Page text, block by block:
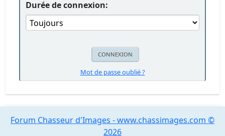
Durée de connexion:
Mot de passe oublié ?
Forum Chasseur d'Images - www.chassimages.com ©
2026